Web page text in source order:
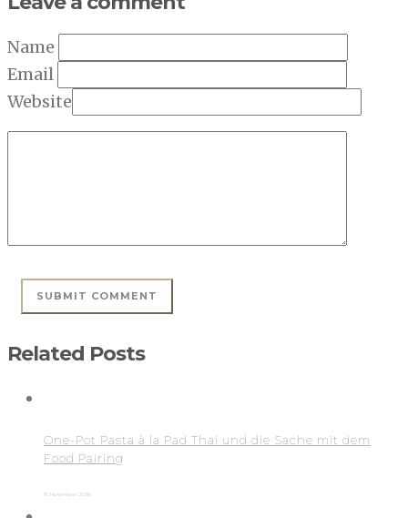
Name
Email
Website
Related Posts
One-Pot Pasta à la Pad Thai und die Sache mit dem
Food Pairing
8. November 2016